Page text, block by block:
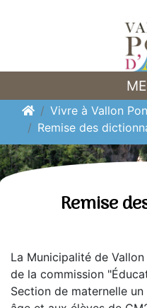
Vivre à Vallon
Remise des
Remise
La Municipalité de
de la commission
Section de maternelle
Panneau de gestion des